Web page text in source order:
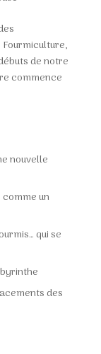
Fourmiculture,
de notre
commence
nouvelle
un
qui se
des